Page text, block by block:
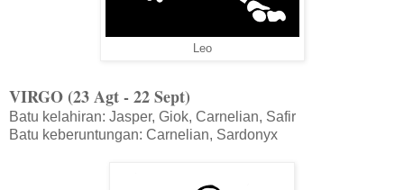
Leo
VIRGO (23 Agt - 22 Sept)
Batu kelahiran: Jasper, Giok, Carnelian, Safir
Batu keberuntungan: Carnelian, Sardonyx